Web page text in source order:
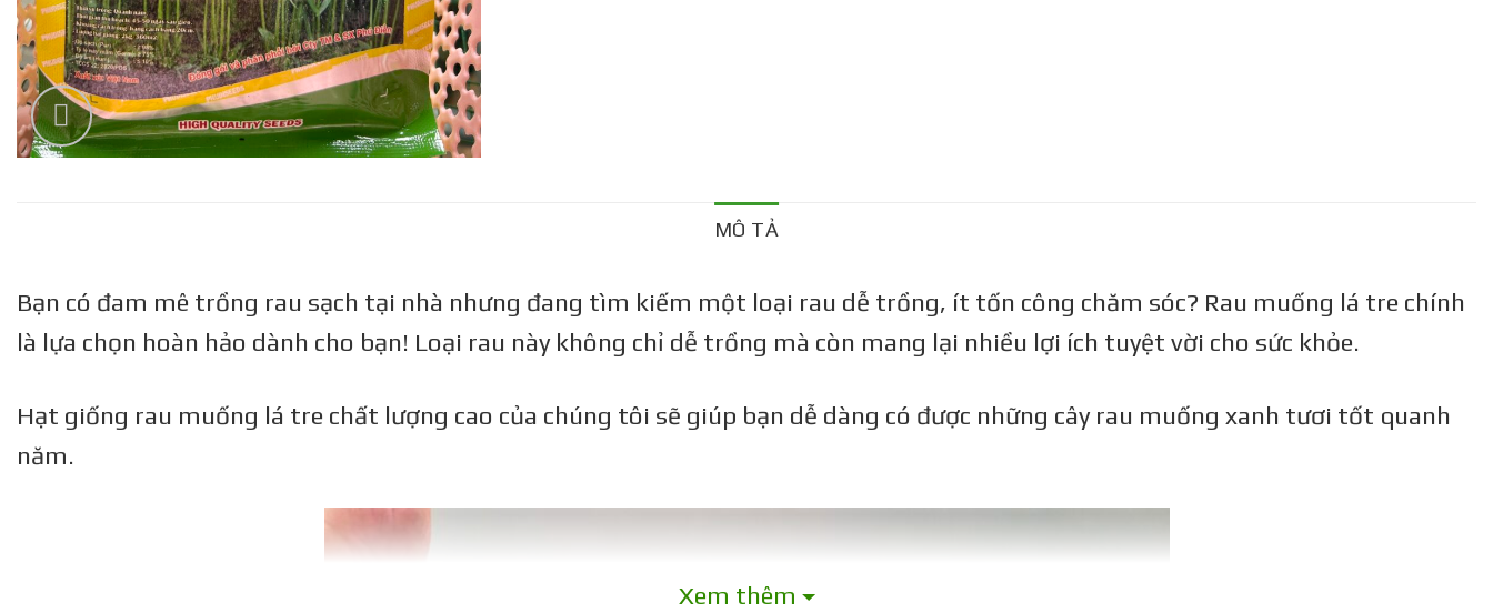
MÔ TẢ
Bạn có đam mê trồng rau sạch tại nhà nhưng đang tìm kiếm một loại rau dễ trồng, ít tốn công chăm sóc? Rau muống lá tre chính
là lựa chọn hoàn hảo dành cho bạn! Loại rau này không chỉ dễ trồng mà còn mang lại nhiều lợi ích tuyệt vời cho sức khỏe.
Hạt giống rau muống lá tre chất lượng cao của chúng tôi sẽ giúp bạn dễ dàng có được những cây rau muống xanh tươi tốt quanh
năm.
Xem thêm